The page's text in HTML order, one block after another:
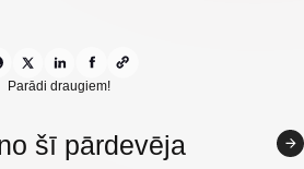
Parādi draugiem!
šī pārdevēja